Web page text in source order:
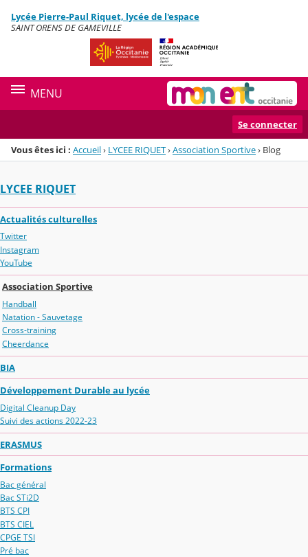
Menu de la rubrique
Contenu
Lycée Pierre-Paul Riquet, lycée de l'espace
SAINT ORENS DE GAMEVILLE
MENU
Se connecter
Vous êtes ici : Accueil› LYCEE RIQUET›Association Sportive› Blog
LYCEE RIQUET
Actualités culturelles
Twitter
Instagram
YouTube
Association Sportive
Handball
Natation - Sauvetage
Cross-training
Cheerdance
BIA
Développement Durable au lycée
Digital Cleanup Day
Suivi des actions 2022-23
ERASMUS
Formations
Bac général
Bac STi2D
BTS CPI
BTS CIEL
CPGE TSI
Pré bac